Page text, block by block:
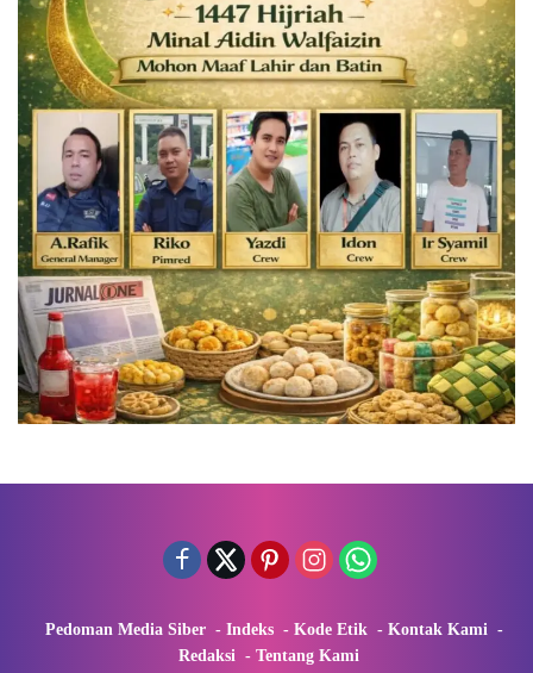
Pedoman Media Siber Indeks Kode Etik
Kontak Kami
Redaksi
Tentang Kami